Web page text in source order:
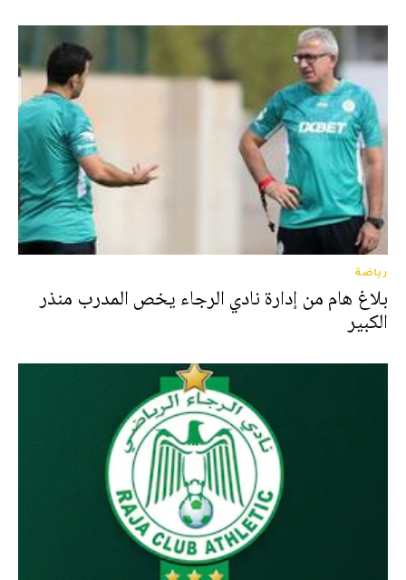
رياضة
بلاغ هام من إدارة نادي الرجاء يخص المدرب منذر
الكبير